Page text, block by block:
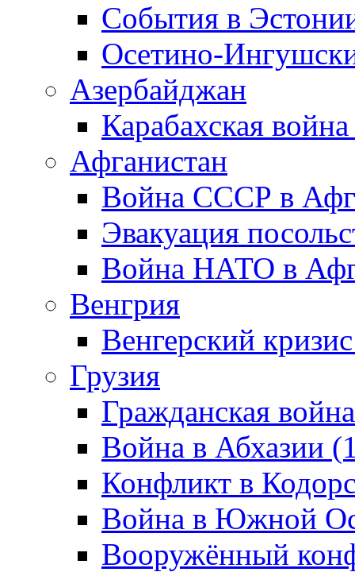
События в
Осетино-
Азербайджан
Карабахская
Афганистан
Война СССР в
Эвакуация
Война НАТО в
Венгрия
Венгерский
Грузия
Гражданская
Война в Абхазии
Конфликт в
Война в Южной
Вооружённый